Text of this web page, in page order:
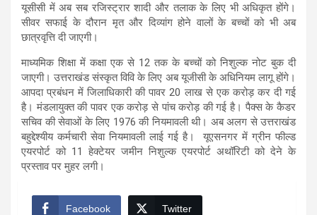
यूसीसी में अब सब रजिस्ट्रार शादी और तलाक के लिए भी अधिकृत होंगे।
सीवर सफाई के दौरान मृत और दिव्यांग होने वालों के बच्चों को भी अब
छात्रवृत्ति दी जाएगी।
माध्यमिक शिक्षा में कक्षा एक से 12 तक के बच्चों को निशुल्क नोट बुक दी
जाएगी। उत्तराखंड संस्कृत विवि के लिए अब यूजीसी के अधिनियम लागू होंगे।
आपदा प्रबंधन में जिलाधिकारी की पावर 20 लाख से एक करोड़ कर दी गई
है। मंडलायुक्त की पावर एक करोड़ से पांच करोड़ की गई है। पैक्स के कैडर
सचिव की सेवाओं के लिए 1976 की नियमावली थी। अब अलग से उत्तराखंड
बहुद्देश्यीय कर्मचारी सेवा नियमावली लाई गई है। यूएसनगर में ग्रीन फील्ड
एयरपोर्ट को 11 हेक्टेयर जमीन निशुल्क एयरपोर्ट अथॉरिटी को देने के
प्रस्ताव पर मुहर लगी।
Facebook Twitter